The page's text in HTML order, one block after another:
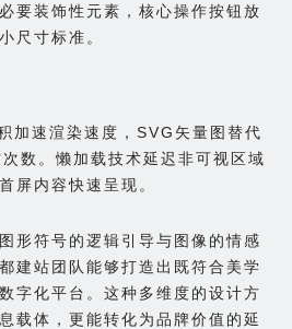
要装饰性元素，核心操作按钮放
尺寸标准。
加速渲染速度，SVG矢量图替代
数。懒加载技术延迟非可视区域
屏内容快速呈现。
形符号的逻辑引导与图像的情感
建站团队能够打造出既符合美学
字化平台。这种多维度的设计方
载体，更能转化为品牌价值的延